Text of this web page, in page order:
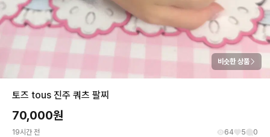
비슷한 상품
토즈 tous 진주 쿼츠 팔찌
70,000원
19시간 전 64 5 0